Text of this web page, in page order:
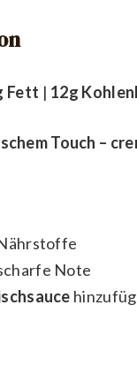
Fett | 12g
Touch –
Note